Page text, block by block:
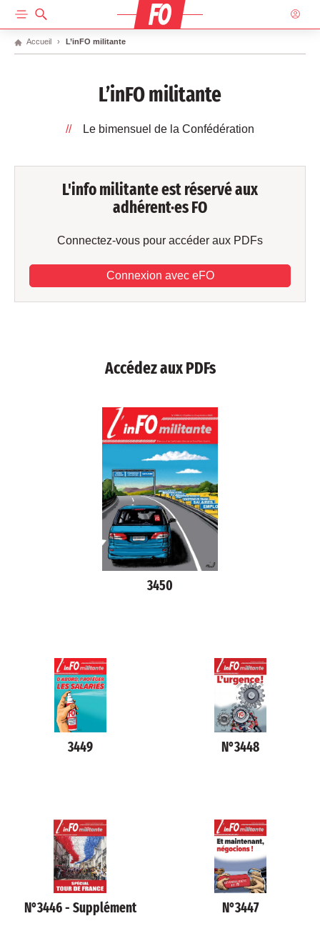
ACCUEIL
Accueil L’inFO militante
L’inFO militante
Le bimensuel de la Confédération
L'info militante est réservé aux
adhérent·es FO
Connectez-vous pour accéder aux PDFs
Connexion avec eFO
Accédez aux PDFs
3450
3449 N°3448
N°3446 - Supplément N°3447